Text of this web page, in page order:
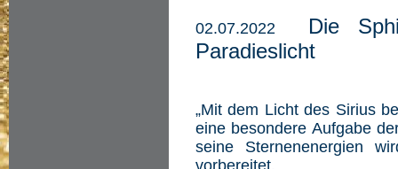
02.07.2022 Die
Paradieslicht
„Mit dem Licht des Sirius
eine besondere Aufgabe
seine Sternenenergien
vorbereitet.